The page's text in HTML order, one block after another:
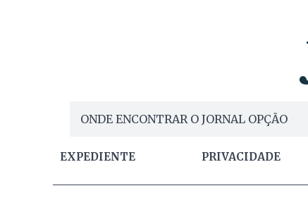
ONDE ENCONTRAR O JORNAL OPÇÃO
EXPEDIENTE PRIVACIDADE